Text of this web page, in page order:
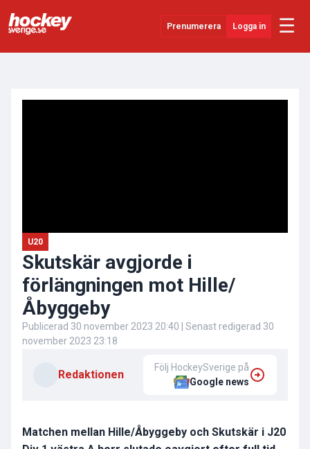
Prenumerera Logga in ☰
U20
Skutskär avgjorde i
förlängningen mot Hille/
Åbyggeby
Publicerad 30 november 2023 20:40 | Senast redigerad 30
november 2023 23:18
Redaktionen
Följ HockeySverige på
Google news
Matchen mellan Hille/Åbyggeby och Skutskär i J20